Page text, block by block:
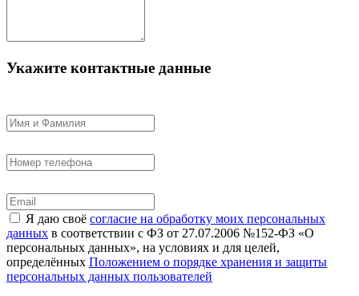
Укажите контактные данные
Я даю своё согласие на обработку моих персональных
данных в соответствии с ФЗ от 27.07.2006 №152-ФЗ «О
персональных данных», на условиях и для целей,
определённых Положением о порядке хранения и защиты
персональных данных пользователей